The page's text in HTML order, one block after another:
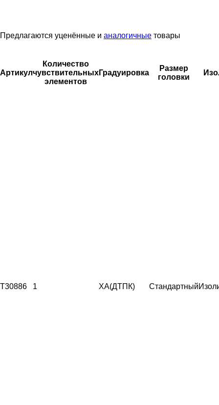
Предлагаются уценённые и аналогичные товары
Артикул
Количество
чувствительных
элементов
Градуировка
Размер
головки
T30886 1 ХА(ДТПК) Стандартный